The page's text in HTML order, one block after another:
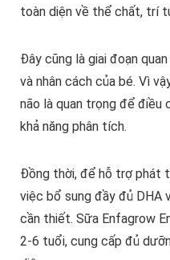
toàn diện về thể chất, trí
Đây cũng là giai đoạn
và nhân cách của bé. Vì
não là quan trọng để điều
khả năng phân tích.
Đồng thời, để hỗ trợ phát
việc bổ sung đầy đủ DHA
cần thiết. Sữa Enfagrow
2-6 tuổi, cung cấp đủ